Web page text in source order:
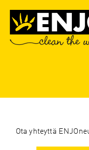
Ota yhteyttä